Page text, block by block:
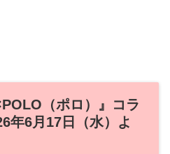
（ポロ）』コラ
年6月17日（水）よ